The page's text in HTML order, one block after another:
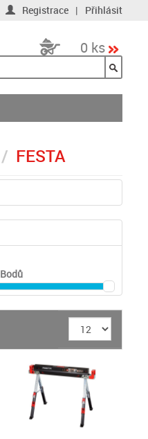
Registrace | Přihlásit
0 ks
FESTA
Bodů